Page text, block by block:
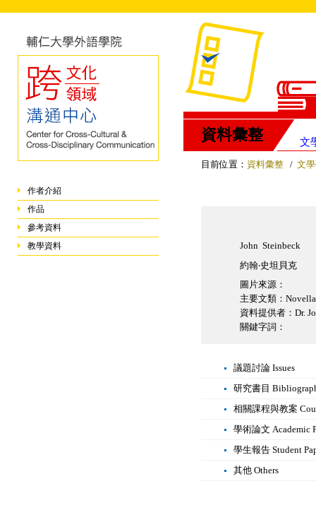
作者介紹
作品
參考資料
教學資料
資料彙整 文
目前位置： 資料彙整 / 文
John Steinbeck
約翰‧史坦貝克
圖片來源：
主要文類：
資料提供者：Dr.
關鍵字詞：
議題討論 Issues
研究書目
相關課程與教案
學術論文 Academic
學生報告 Student
其他 Others